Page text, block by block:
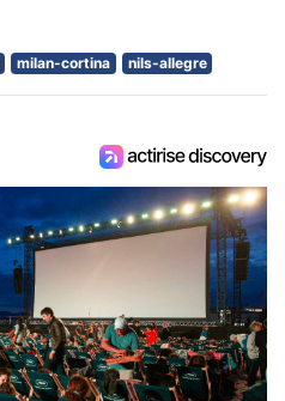
milan-cortina nils-allegre